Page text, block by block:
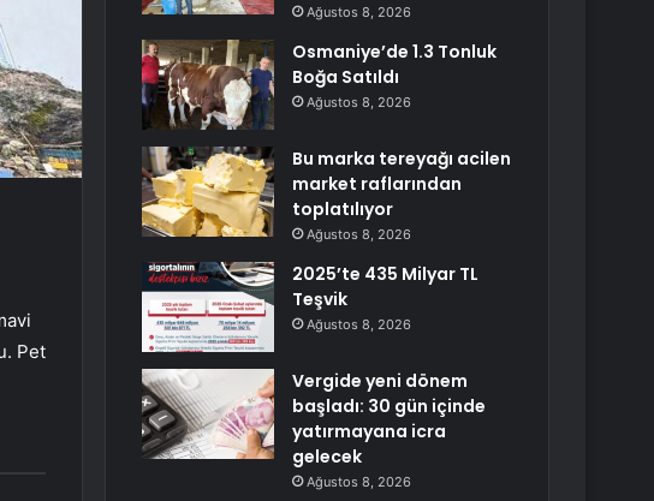
Pet
Ağustos 8, 2026
Osmaniye’de 1.3 Tonluk
Boğa Satıldı
Ağustos 8, 2026
Bu marka tereyağı acilen
market raflarından
toplatılıyor
Ağustos 8, 2026
2025’te 435 Milyar TL
Teşvik
Ağustos 8, 2026
Vergide yeni dönem
başladı: 30 gün içinde
yatırmayana icra
gelecek
Ağustos 8, 2026